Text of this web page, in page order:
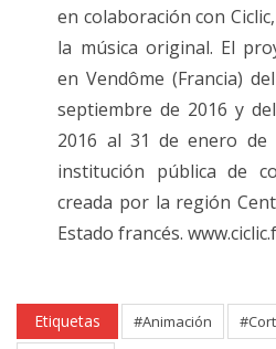
en colaboración con
la música original. El
en Vendôme (Francia)
septiembre de 2016 y
2016 al 31 de enero de
institución pública de
creada por la región
Estado francés.
Etiquetas #Animación